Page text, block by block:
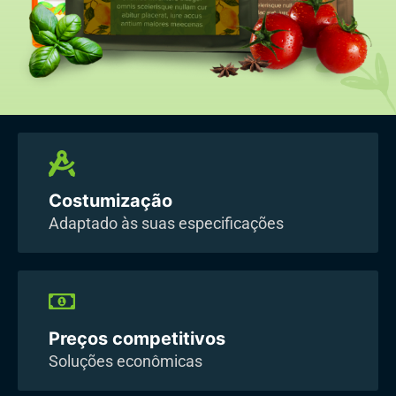
Costumização
Adaptado às suas especificações
Preços competitivos
Soluções econômicas